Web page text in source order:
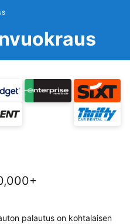
palautus on kohtalaisen